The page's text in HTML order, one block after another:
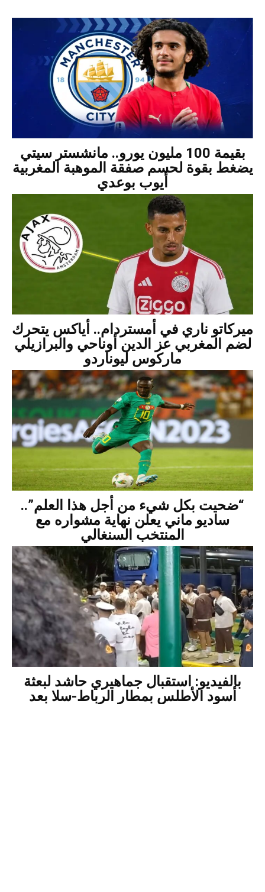
بقيمة 100 مليون يورو.. مانشستر سيتي
يضغط بقوة لحسم صفقة الموهبة المغربية
أيوب بوعدي
ميركاتو ناري في أمستردام.. أياكس يتحرك
لضم المغربي عز الدين أوناحي والبرازيلي
ماركوس ليوناردو
“ضحيت بكل شيء من أجل هذا العلم”..
ساديو ماني يعلن نهاية مشواره مع
المنتخب السنغالي
بالفيديو: استقبال جماهيري حاشد لبعثة
أسود الأطلس بمطار الرباط-سلا بعد